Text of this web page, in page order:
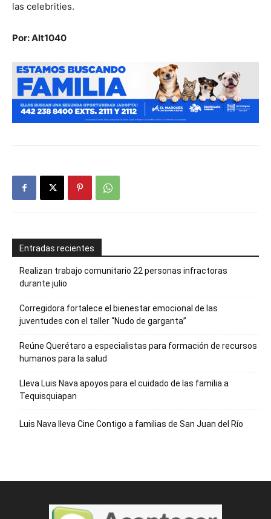
las celebrities.
Por: Alt1040
Entradas recientes
Realizan trabajo comunitario 22 personas infractoras
durante julio
Corregidora fortalece el bienestar emocional de las
juventudes con el taller ‘‘Nudo de garganta’’
Reúne Querétaro a especialistas para formación de recursos
humanos para la salud
Lleva Luis Nava apoyos para el cuidado de las familia a
Tequisquiapan
Luis Nava lleva Cine Contigo a familias de San Juan del Río